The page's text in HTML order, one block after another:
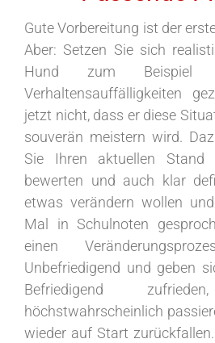
Gute Vorbereitung ist der
Aber: Setzen Sie sich
Hund zum Beispiel
Verhaltensauffälligkeiten
jetzt nicht, dass er diese
souverän meistern wird.
Sie Ihren aktuellen Stand
bewerten und auch klar
etwas verändern wollen
Mal in Schulnoten
einen
Unbefriedigend und geben
Befriedigend
höchstwahrscheinlich
wieder auf Start